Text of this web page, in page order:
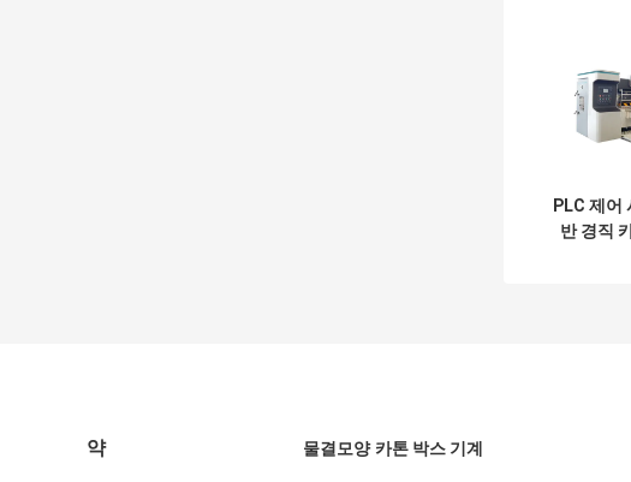
PLC 제어
반 경직
약 물결모양 카톤 박스 기계